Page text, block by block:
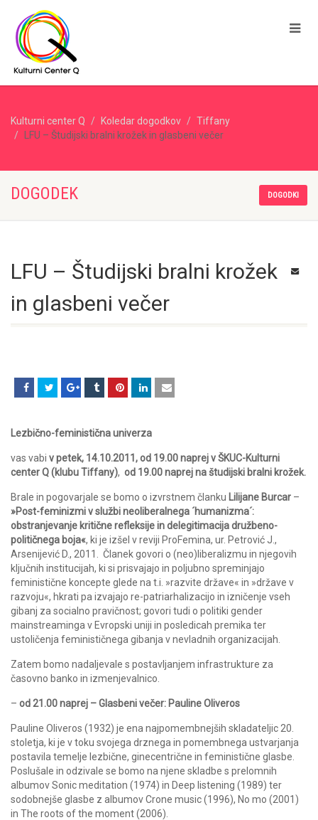
Kulturni center Q Koledar dogodkov
Tiffany
LFU – Študijski bralni krožek in glasbeni večer
DOGODEK DOGODKI
LFU – Študijski bralni krožek
in glasbeni večer
Lezbično-feministična univerza
vas vabi v petek, 14.10.2011, od 19.00 naprej v ŠKUC-Kulturni
center Q (klubu Tiffany), od 19.00 naprej na študijski bralni krožek.
Brale in pogovarjale se bomo o izvrstnem članku Lilijane Burcar –
»Post-feminizmi v službi neoliberalnega ´humanizma´:
obstranjevanje kritične refleksije in delegitimacija družbeno-
političnega boja«, ki je izšel v reviji ProFemina, ur. Petrović J.,
Arsenijević D., 2011. Članek govori o (neo)liberalizmu in njegovih
ključnih institucijah, ki si prisvajajo in poljubno spreminjajo
feministične koncepte glede na t.i. »razvite države« in »države v
razvoju«, hkrati pa izvajajo re-patriarhalizacijo in izničenje vseh
gibanj za socialno pravičnost; govori tudi o politiki gender
mainstreaminga v Evropski uniji in posledicah premika ter
ustoličenja feminističnega gibanja v nevladnih organizacijah.
Zatem bomo nadaljevale s postavljanjem infrastrukture za
časovno banko in izmenjevalnico.
– od 21.00 naprej – Glasbeni večer: Pauline Oliveros
Pauline Oliveros (1932) je ena najpomembnejših skladateljic 20.
stoletja, ki je v toku svojega drznega in pomembnega ustvarjanja
postavila temelje lezbične, ginecentrične in feministične glasbe.
Poslušale in odzivale se bomo na njene skladbe s prelomnih
albumov Sonic meditation (1974) in Deep listening (1989) ter
sodobnejše glasbe z albumov Crone music (1996), No mo (2001)
in The roots of the moment (2006).